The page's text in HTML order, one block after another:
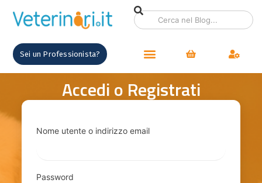
Sei un Professionista?
Accedi o Registrati
Nome utente o indirizzo email
Password